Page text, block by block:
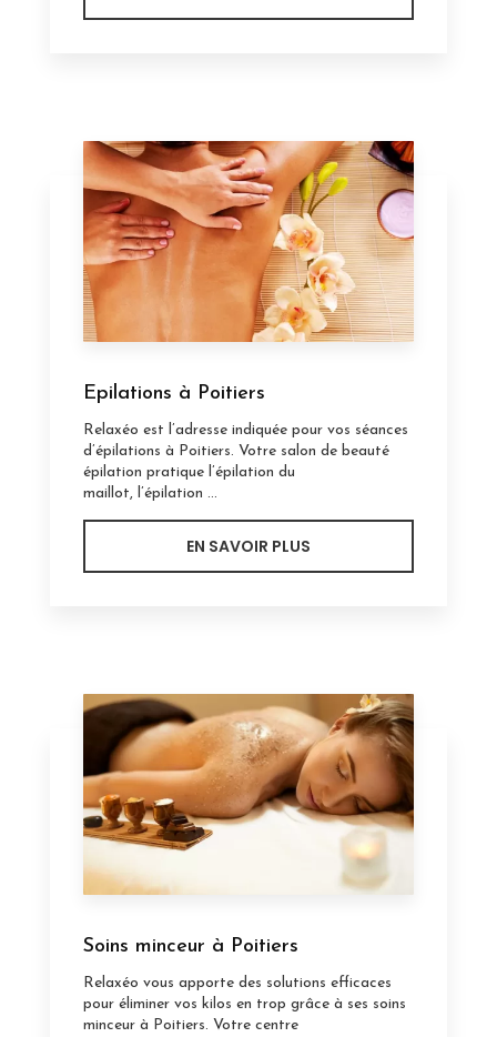
Epilations à Poitiers
Relaxéo est l’adresse indiquée pour vos séances
d’épilations à Poitiers. Votre salon de beauté
épilation pratique l’épilation du
maillot, l’épilation ...
EN SAVOIR PLUS
Soins minceur à Poitiers
Relaxéo vous apporte des solutions efficaces
pour éliminer vos kilos en trop grâce à ses soins
minceur à Poitiers. Votre centre